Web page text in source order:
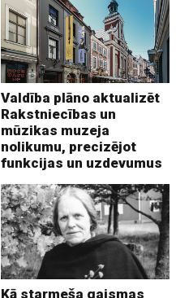
Valdība plāno aktualizēt
Rakstniecības un
mūzikas muzeja
nolikumu, precizējot
funkcijas un uzdevumus
Kā starmeša gaismas